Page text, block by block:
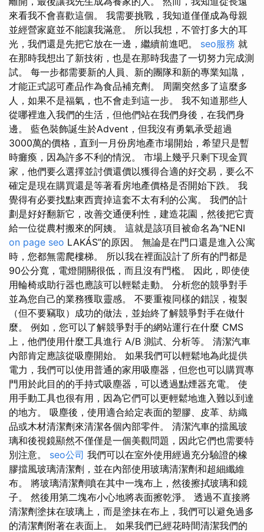
來看我不會喜歡這個。 我需要挑戰，我知道僅僅成為母親
並經營家庭並不能讓我滿意。 所以我想，不管打多大的耳
光，我們還是先把它放在一邊，繼續前進吧。 seo服務 就
在那時我想出了新技術，也是在那時我盡了一切努力完成測
試。 每一步都需要新的人員、新的團隊和新的專業知識，
才能正式認可產品作為食品補充劑。 周圍突然多了這麼多
人，如果不是福氣，也不會走到這一步。 我不知道那些人
從哪裡進入我們的生活，但他們站在我們身後，在我們身
邊。 藍色裝飾誕生於Advent，但我沒有勇氣承受超過
3000萬的價格，直到一月份房地產市場開始，希望只是暫
時癱瘓，因為許多不利的情況。 市場上幾乎只剩下現金買
家，他們要么選擇並討價還價以獲得合適的好交易，要么不
確定是現在購買還是等著看房地產價格是否開始下跌。 我
覺得有必要找點東西賣掉這套不太有利的公寓。 我們的計
劃是好好翻新它，改善交通便利性，建造花園，然後把它賣
給一位從農村搬來的阿姨。 這就是該項目被命名為“NENI
on page seo LAKÁS”的原因。 無論是在門口還是進入公寓
時，您都無需爬樓梯。 所以我在裡面設計了所有的門都是
90公分寬，電燈開關很低，而且沒有門檻。 因此，即使使
用輪椅或助行器也應該可以輕鬆走動。 分析您的競爭對手
並為您自己的業務獲取靈感。 不要重複同樣的錯誤，複製
（但不要竊取）成功的做法，並始終了解競爭對手在做什
麼。 例如，您可以了解競爭對手的網站運行在什麼 CMS
上，他們使用什麼工具進行 A/B 測試、分析等。 清潔汽車
內部肯定應該從吸塵開始。 如果我們可以輕鬆地為此提供
電力，我們可以使用普通的家用吸塵器，但您也可以購買專
門用於此目的的手持式吸塵器，可以透過點煙器充電。 使
用手動工具也很有用，因為它們可以更輕鬆地進入難以到達
的地方。 吸塵後，使用適合給定表面的塑膠、皮革、紡織
品或木材清潔劑來清潔各個內部零件。 清潔汽車的擋風玻
璃和後視鏡顯然不僅僅是一個美觀問題，因此它們也需要特
別注意。 seo公司 我們可以在室外使用經過充分驗證的橡
膠擋風玻璃清潔劑，並在內部使用玻璃清潔劑和超細纖維
布。 將玻璃清潔劑噴在其中一塊布上，然後擦拭玻璃和鏡
子。 然後用第二塊布小心地將表面擦乾淨。 透過不直接將
清潔劑塗抹在玻璃上，而是塗抹在布上，我們可以避免過多
的清潔劑附著在表面上。 如果我們已經花時間清潔我們的